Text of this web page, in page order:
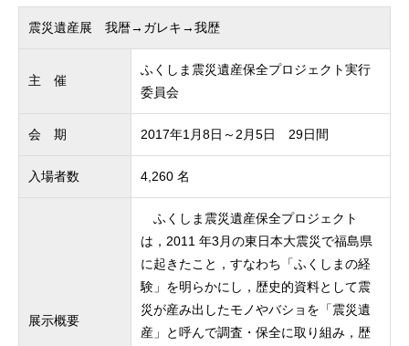
震災遺産展 我暦→ガレキ→我歴
主 催
ふくしま震災遺産保全プロジェクト実行
委員会
会 期 2017年1月8日～2月5日 29日間
入場者数 4,260 名
展示概要
ふくしま震災遺産保全プロジェクト
は，2011 年3月の東日本大震災で福島県
に起きたこと，すなわち「ふくしまの経
験」を明らかにし，歴史的資料として震
災が産み出したモノやバショを「震災遺
産」と呼んで調査・保全に取り組み，歴